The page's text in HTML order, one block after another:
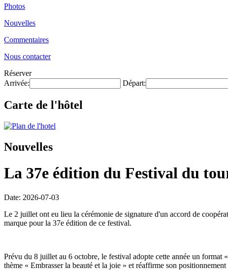
Photos
Nouvelles
Commentaires
Nous contacter
Réserver
Arrivée:
Départ:
Carte de l'hôtel
Nouvelles
La 37e édition du Festival du
Date: 2026-07-03
Le 2 juillet ont eu lieu la cérémonie de signature d'un accord de
marque pour la 37e édition de ce festival.
Prévu du 8 juillet au 6 octobre, le festival adopte cette année un format
thème « Embrasser la beauté et la joie » et réaffirme son